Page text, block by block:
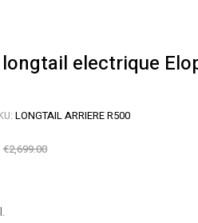
electrique
LONGTAIL ARRIERE R500
€2,699.00